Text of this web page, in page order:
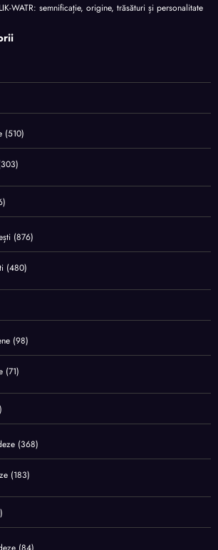
WATR: semnificație, origine, trăsături și personalitate
(510)
(876)
(480)
(98)
(71)
(368)
(183)